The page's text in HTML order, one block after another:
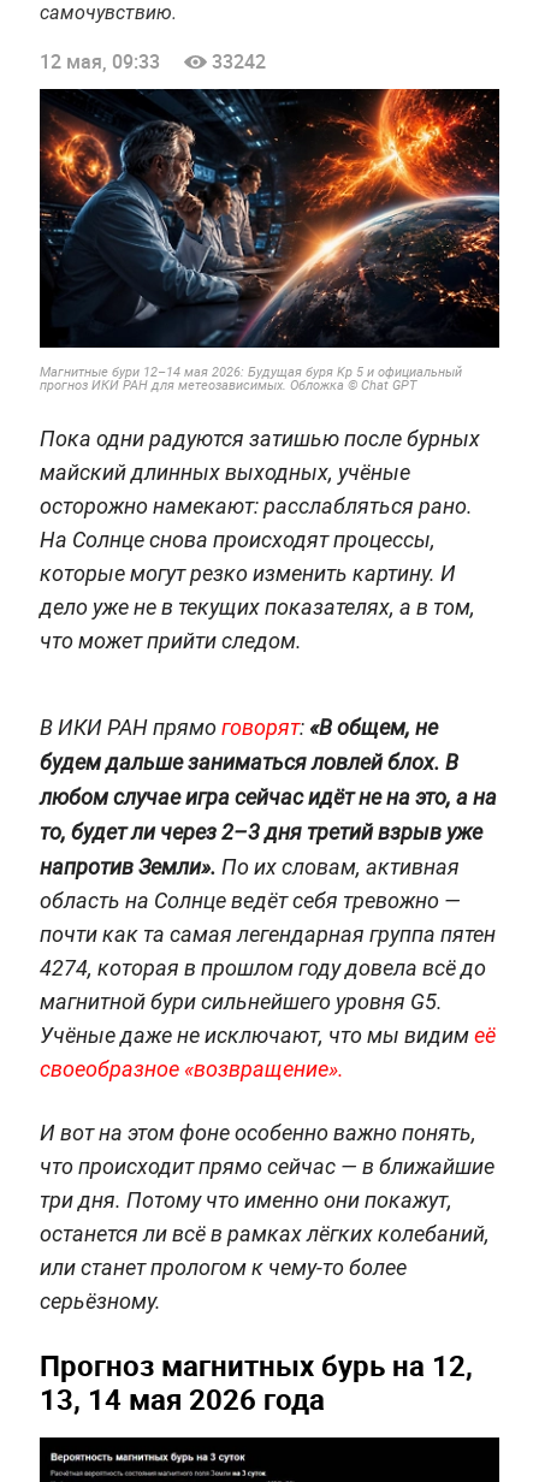
самочувствию.
12 мая, 09:33 33242
Магнитные бури 12–14 мая 2026: Будущая буря Kp 5 и официальный
прогноз ИКИ РАН для метеозависимых. Обложка © Chat GPT
Пока одни радуются затишью после бурных
майский длинных выходных, учёные
осторожно намекают: расслабляться рано.
На Солнце снова происходят процессы,
которые могут резко изменить картину. И
дело уже не в текущих показателях, а в том,
что может прийти следом.
В ИКИ РАН прямоговорят:«В общем, не
будем дальше заниматься ловлей блох. В
любом случае игра сейчас идёт не на это, а на
то, будет ли через 2–3 дня третий взрыв уже
напротив Земли». По их словам, активная
область на Солнце ведёт себя тревожно —
почти как та самая легендарная группа пятен
4274, которая в прошлом году довела всё до
магнитной бури сильнейшего уровня G5.
Учёные даже не исключают, что мы видимеё
своеобразное «возвращение».
И вот на этом фоне особенно важно понять,
что происходит прямо сейчас — в ближайшие
три дня. Потому что именно они покажут,
останется ли всё в рамках лёгких колебаний,
или станет прологом к чему-то более
серьёзному.
Прогноз магнитных бурь на 12,
13, 14 мая 2026 года